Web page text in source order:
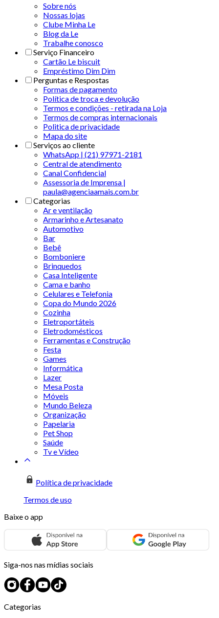
Sobre nós
Nossas lojas
Clube Minha Le
Blog da Le
Trabalhe conosco
Serviço Financeiro
Cartão Le biscuit
Empréstimo Dim Dim
Perguntas e Respostas
Formas de pagamento
Política de troca e devolução
Termos e condições - retirada na Loja
Termos de compras internacionais
Politica de privacidade
Mapa do site
Serviços ao cliente
WhatsApp | (21) 97971-2181
Central de atendimento
Canal Confidencial
Assessoria de Imprensa |
paula@agenciaamais.com.br
Categorias
Ar e ventilação
Armarinho e Artesanato
Automotivo
Bar
Bebê
Bomboniere
Brinquedos
Casa Inteligente
Cama e banho
Celulares e Telefonia
Copa do Mundo 2026
Cozinha
Eletroportáteis
Eletrodomésticos
Ferramentas e Construção
Festa
Games
Informática
Lazer
Mesa Posta
Móveis
Mundo Beleza
Organização
Papelaria
Pet Shop
Saúde
Tv e Vídeo
Política de privacidade
Termos de uso
Baixe o app
Siga-nos nas mídias sociais
Categorias